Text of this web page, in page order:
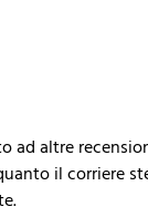
ad altre
il corriere